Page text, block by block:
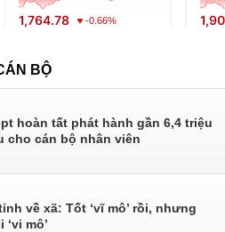
1,764.78 -0.66%
BỘ
hoàn tất phát hành gần 6,4 triệu
cho cán bộ nhân viên
về xã: Tốt ‘vĩ mô’ rồi, nhưng
mô’